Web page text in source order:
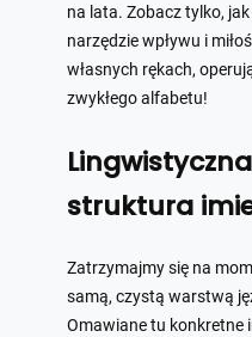
na lata. Zobacz tylko,
narzędzie wpływu i
własnych rękach,
zwykłego alfabetu!
struktura
Zatrzymajmy się na
samą, czystą warstwą
Omawiane tu konkretne